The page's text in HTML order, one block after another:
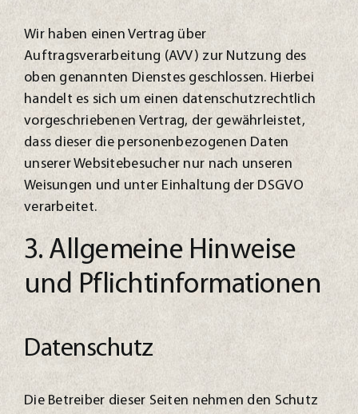
Wir haben einen Vertrag über
Auftragsverarbeitung (AVV) zur Nutzung des
oben genannten Dienstes geschlossen. Hierbei
handelt es sich um einen datenschutzrechtlich
vorgeschriebenen Vertrag, der gewährleistet,
dass dieser die personenbezogenen Daten
unserer Websitebesucher nur nach unseren
Weisungen und unter Einhaltung der DSGVO
verarbeitet.
3. Allgemeine Hinweise
und Pflicht­informationen
Datenschutz
Die Betreiber dieser Seiten nehmen den Schutz